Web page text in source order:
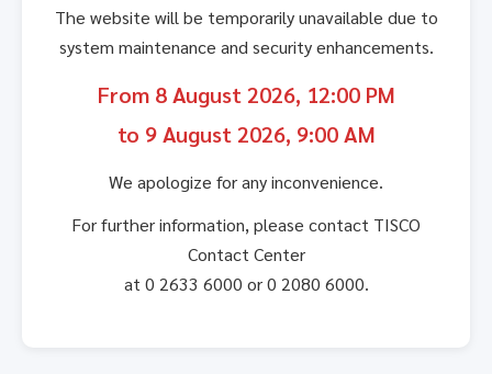
The website will be temporarily unavailable due to
system maintenance and security enhancements.
From 8 August 2026, 12:00 PM
to 9 August 2026, 9:00 AM
We apologize for any inconvenience.
For further information, please contact TISCO
Contact Center
at 0 2633 6000 or 0 2080 6000.